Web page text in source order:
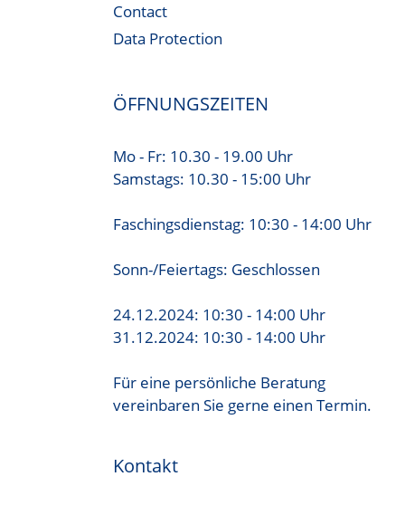
Contact
Data Protection
ÖFFNUNGSZEITEN
Mo - Fr: 10.30 - 19.00 Uhr
Samstags: 10.30 - 15:00 Uhr
Faschingsdienstag: 10:30 - 14:00 Uhr
Sonn-/Feiertags: Geschlossen
24.12.2024: 10:30 - 14:00 Uhr
31.12.2024: 10:30 - 14:00 Uhr
Für eine persönliche Beratung
vereinbaren Sie gerne einen Termin.
Kontakt